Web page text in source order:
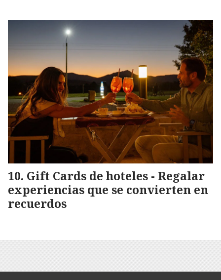
Gift Cards de hoteles - Regalar
experiencias que se convierten en
recuerdos